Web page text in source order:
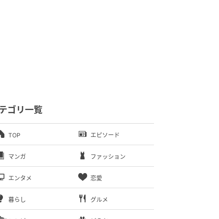
ゴリ一覧
TOP エピソード
マンガ ファッション
エンタメ 恋愛
暮らし グルメ